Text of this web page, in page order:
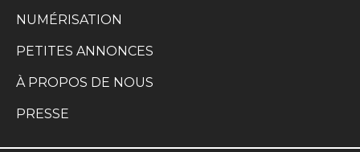
NUMÉRISATION
PETITES ANNONCES
À PROPOS DE NOUS
PRESSE